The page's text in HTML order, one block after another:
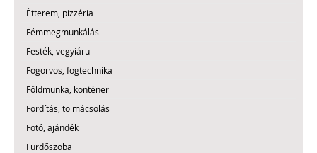
Étterem, pizzéria
Fémmegmunkálás
Festék, vegyiáru
Fogorvos, fogtechnika
Földmunka, konténer
Fordítás, tolmácsolás
Fotó, ajándék
Fürdőszoba